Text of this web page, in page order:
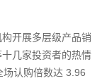
开展多层级产品销
几家投资者的热情
场认购倍数达 3.96